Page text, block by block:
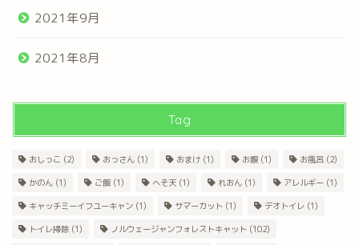
2021年9月
2021年8月
Tag
おしっこ (2) おっさん (1) おまけ (1) お腹 (1) お風呂 (2)
かのん (1) ご飯 (1) へそ天 (1) れおん (1) アレルギー (1)
キャッチミーイフユーキャン (1) サマーカット (1) デオトイレ (1)
トイレ掃除 (1) ノルウェージャンフォレストキャット (102)